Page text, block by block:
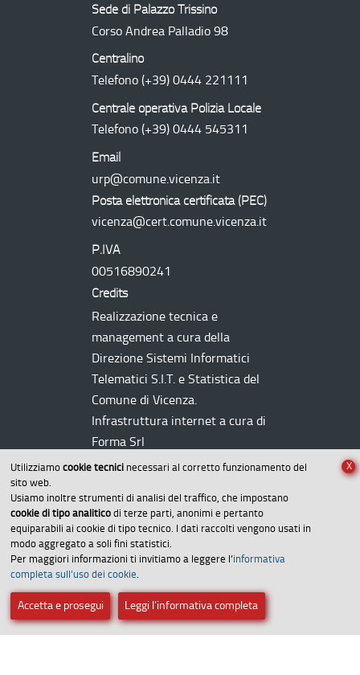
Utilizziamo cookie tecnici necessari al corretto funzionamento del
sito web.
Usiamo inoltre strumenti di analisi del traffico, che impostano
cookie di tipo analitico di terze parti, anonimi e pertanto
equiparabili ai cookie di tipo tecnico. I dati raccolti vengono usati in
modo aggregato a soli fini statistici.
Per maggiori informazioni ti invitiamo a leggere l’informativa
completa sull’uso dei cookie
Accetta e prosegui Leggi l’informativa completa
X
Sede di Palazzo Trissino
Corso Andrea Palladio 98
Centralino
Telefono (+39) 0444 221111
Centrale operativa Polizia Locale
Telefono (+39) 0444 545311
Email
urp@comune.vicenza.it
Posta elettronica certificata (PEC)
vicenza@cert.comune.vicenza.it
P.IVA
00516890241
Credits
Realizzazione tecnica e
management a cura della
Direzione Sistemi Informatici
Telematici S.I.T. e Statistica del
Comune di Vicenza.
Infrastruttura internet a cura di
Forma Srl
Amministrazione trasparente
Dichiarazione di accessibilità